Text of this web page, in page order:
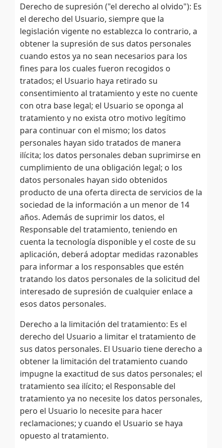
Derecho de supresión ("el derecho al olvido"): Es
el derecho del Usuario, siempre que la
legislación vigente no establezca lo contrario, a
obtener la supresión de sus datos personales
cuando estos ya no sean necesarios para los
fines para los cuales fueron recogidos o
tratados; el Usuario haya retirado su
consentimiento al tratamiento y este no cuente
con otra base legal; el Usuario se oponga al
tratamiento y no exista otro motivo legítimo
para continuar con el mismo; los datos
personales hayan sido tratados de manera
ilícita; los datos personales deban suprimirse en
cumplimiento de una obligación legal; o los
datos personales hayan sido obtenidos
producto de una oferta directa de servicios de la
sociedad de la información a un menor de 14
años. Además de suprimir los datos, el
Responsable del tratamiento, teniendo en
cuenta la tecnología disponible y el coste de su
aplicación, deberá adoptar medidas razonables
para informar a los responsables que estén
tratando los datos personales de la solicitud del
interesado de supresión de cualquier enlace a
esos datos personales.
Derecho a la limitación del tratamiento: Es el
derecho del Usuario a limitar el tratamiento de
sus datos personales. El Usuario tiene derecho a
obtener la limitación del tratamiento cuando
impugne la exactitud de sus datos personales; el
tratamiento sea ilícito; el Responsable del
tratamiento ya no necesite los datos personales,
pero el Usuario lo necesite para hacer
reclamaciones; y cuando el Usuario se haya
opuesto al tratamiento.